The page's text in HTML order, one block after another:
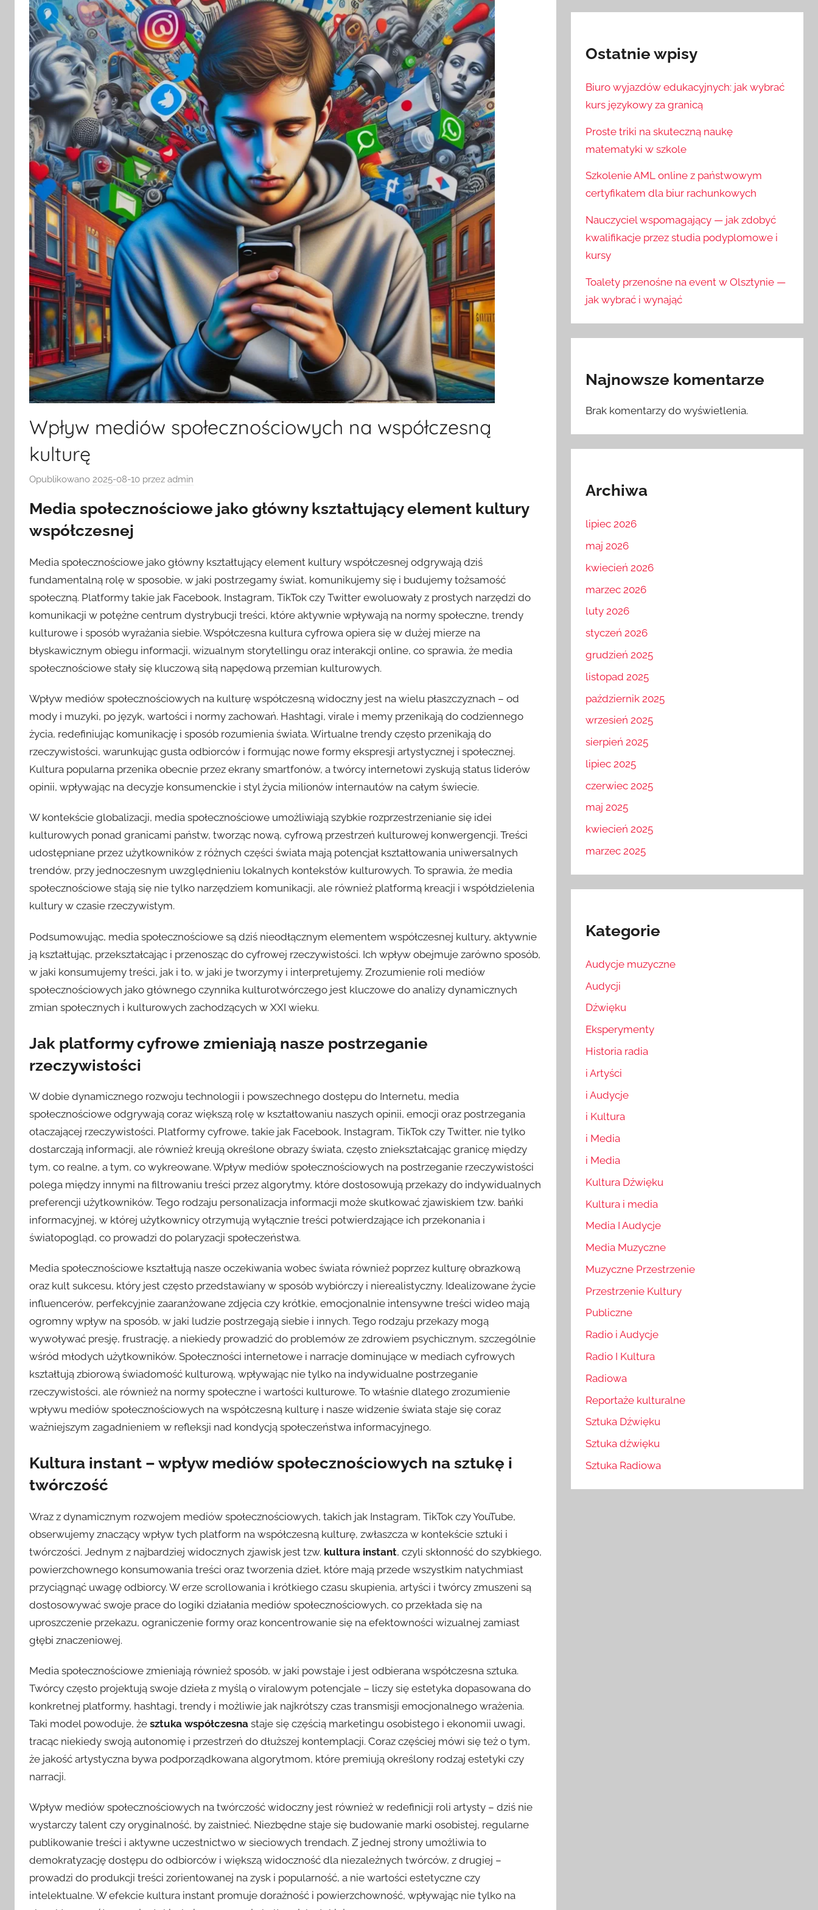
Wpływ mediów społecznościowych na współczesną
kulturę
Opublikowano 2025-08-10 przez admin
Media społecznościowe jako główny kształtujący element kultury
współczesnej
Media społecznościowe jako główny kształtujący element kultury współczesnej odgrywają dziś
fundamentalną rolę w sposobie, w jaki postrzegamy świat, komunikujemy się i budujemy tożsamość
społeczną. Platformy takie jak Facebook, Instagram, TikTok czy Twitter ewoluowały z prostych narzędzi do
komunikacji w potężne centrum dystrybucji treści, które aktywnie wpływają na normy społeczne, trendy
kulturowe i sposób wyrażania siebie. Współczesna kultura cyfrowa opiera się w dużej mierze na
błyskawicznym obiegu informacji, wizualnym storytellingu oraz interakcji online, co sprawia, że media
społecznościowe stały się kluczową siłą napędową przemian kulturowych.
Wpływ mediów społecznościowych na kulturę współczesną widoczny jest na wielu płaszczyznach – od
mody i muzyki, po język, wartości i normy zachowań. Hashtagi, virale i memy przenikają do codziennego
życia, redefiniując komunikację i sposób rozumienia świata. Wirtualne trendy często przenikają do
rzeczywistości, warunkując gusta odbiorców i formując nowe formy ekspresji artystycznej i społecznej.
Kultura popularna przenika obecnie przez ekrany smartfonów, a twórcy internetowi zyskują status liderów
opinii, wpływając na decyzje konsumenckie i styl życia milionów internautów na całym świecie.
W kontekście globalizacji, media społecznościowe umożliwiają szybkie rozprzestrzenianie się idei
kulturowych ponad granicami państw, tworząc nową, cyfrową przestrzeń kulturowej konwergencji. Treści
udostępniane przez użytkowników z różnych części świata mają potencjał kształtowania uniwersalnych
trendów, przy jednoczesnym uwzględnieniu lokalnych kontekstów kulturowych. To sprawia, że media
społecznościowe stają się nie tylko narzędziem komunikacji, ale również platformą kreacji i współdzielenia
kultury w czasie rzeczywistym.
Podsumowując, media społecznościowe są dziś nieodłącznym elementem współczesnej kultury, aktywnie
ją kształtując, przekształcając i przenosząc do cyfrowej rzeczywistości. Ich wpływ obejmuje zarówno sposób,
w jaki konsumujemy treści, jak i to, w jaki je tworzymy i interpretujemy. Zrozumienie roli mediów
społecznościowych jako głównego czynnika kulturotwórczego jest kluczowe do analizy dynamicznych
zmian społecznych i kulturowych zachodzących w XXI wieku.
Jak platformy cyfrowe zmieniają nasze postrzeganie
rzeczywistości
W dobie dynamicznego rozwoju technologii i powszechnego dostępu do Internetu, media
społecznościowe odgrywają coraz większą rolę w kształtowaniu naszych opinii, emocji oraz postrzegania
otaczającej rzeczywistości. Platformy cyfrowe, takie jak Facebook, Instagram, TikTok czy Twitter, nie tylko
dostarczają informacji, ale również kreują określone obrazy świata, często zniekształcając granicę między
tym, co realne, a tym, co wykreowane. Wpływ mediów społecznościowych na postrzeganie rzeczywistości
polega między innymi na filtrowaniu treści przez algorytmy, które dostosowują przekazy do indywidualnych
preferencji użytkowników. Tego rodzaju personalizacja informacji może skutkować zjawiskiem tzw. bańki
informacyjnej, w której użytkownicy otrzymują wyłącznie treści potwierdzające ich przekonania i
światopogląd, co prowadzi do polaryzacji społeczeństwa.
Media społecznościowe kształtują nasze oczekiwania wobec świata również poprzez kulturę obrazkową
oraz kult sukcesu, który jest często przedstawiany w sposób wybiórczy i nierealistyczny. Idealizowane życie
influencerów, perfekcyjnie zaaranżowane zdjęcia czy krótkie, emocjonalnie intensywne treści wideo mają
ogromny wpływ na sposób, w jaki ludzie postrzegają siebie i innych. Tego rodzaju przekazy mogą
wywoływać presję, frustrację, a niekiedy prowadzić do problemów ze zdrowiem psychicznym, szczególnie
wśród młodych użytkowników. Społeczności internetowe i narracje dominujące w mediach cyfrowych
kształtują zbiorową świadomość kulturową, wpływając nie tylko na indywidualne postrzeganie
rzeczywistości, ale również na normy społeczne i wartości kulturowe. To właśnie dlatego zrozumienie
wpływu mediów społecznościowych na współczesną kulturę i nasze widzenie świata staje się coraz
ważniejszym zagadnieniem w refleksji nad kondycją społeczeństwa informacyjnego.
Kultura instant – wpływ mediów społecznościowych na sztukę i
twórczość
Wraz z dynamicznym rozwojem mediów społecznościowych, takich jak Instagram, TikTok czy YouTube,
obserwujemy znaczący wpływ tych platform na współczesną kulturę, zwłaszcza w kontekście sztuki i
twórczości. Jednym z najbardziej widocznych zjawisk jest tzw. kultura instant, czyli skłonność do szybkiego,
powierzchownego konsumowania treści oraz tworzenia dzieł, które mają przede wszystkim natychmiast
przyciągnąć uwagę odbiorcy. W erze scrollowania i krótkiego czasu skupienia, artyści i twórcy zmuszeni są
dostosowywać swoje prace do logiki działania mediów społecznościowych, co przekłada się na
uproszczenie przekazu, ograniczenie formy oraz koncentrowanie się na efektowności wizualnej zamiast
głębi znaczeniowej.
Media społecznościowe zmieniają również sposób, w jaki powstaje i jest odbierana współczesna sztuka.
Twórcy często projektują swoje dzieła z myślą o viralowym potencjale – liczy się estetyka dopasowana do
konkretnej platformy, hashtagi, trendy i możliwie jak najkrótszy czas transmisji emocjonalnego wrażenia.
Taki model powoduje, że sztuka współczesna staje się częścią marketingu osobistego i ekonomii uwagi,
tracąc niekiedy swoją autonomię i przestrzeń do dłuższej kontemplacji. Coraz częściej mówi się też o tym,
że jakość artystyczna bywa podporządkowana algorytmom, które premiują określony rodzaj estetyki czy
narracji.
Wpływ mediów społecznościowych na twórczość widoczny jest również w redefinicji roli artysty – dziś nie
wystarczy talent czy oryginalność, by zaistnieć. Niezbędne staje się budowanie marki osobistej, regularne
publikowanie treści i aktywne uczestnictwo w sieciowych trendach. Z jednej strony umożliwia to
demokratyzację dostępu do odbiorców i większą widoczność dla niezależnych twórców, z drugiej –
prowadzi do produkcji treści zorientowanej na zysk i popularność, a nie wartości estetyczne czy
intelektualne. W efekcie kultura instant promuje doraźność i powierzchowność, wpływając nie tylko na
Ostatnie wpisy
Biuro wyjazdów edukacyjnych: jak wybrać
kurs językowy za granicą
Proste triki na skuteczną naukę
matematyki w szkole
Szkolenie AML online z państwowym
certyfikatem dla biur rachunkowych
Nauczyciel wspomagający — jak zdobyć
kwalifikacje przez studia podyplomowe i
kursy
Toalety przenośne na event w Olsztynie —
jak wybrać i wynająć
Najnowsze komentarze
Brak komentarzy do wyświetlenia.
Archiwa
lipiec 2026
maj 2026
kwiecień 2026
marzec 2026
luty 2026
styczeń 2026
grudzień 2025
listopad 2025
październik 2025
wrzesień 2025
sierpień 2025
lipiec 2025
czerwiec 2025
maj 2025
kwiecień 2025
marzec 2025
Kategorie
Audycje muzyczne
Audycji
Dźwięku
Eksperymenty
Historia radia
i Artyści
i Audycje
i Kultura
i Media
i Media
Kultura Dźwięku
Kultura i media
Media I Audycje
Media Muzyczne
Muzyczne Przestrzenie
Przestrzenie Kultury
Publiczne
Radio i Audycje
Radio I Kultura
Radiowa
Reportaże kulturalne
Sztuka Dźwięku
Sztuka dźwięku
Sztuka Radiowa